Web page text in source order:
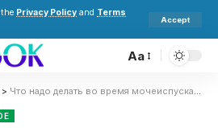
Privacy Policy and Terms
Accept
Aa
> Что надо делать во время мочеиспускания, чтобы не было камней в почках